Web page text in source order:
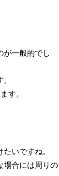
が一般的でし
す。
いですね。
場合には周りの